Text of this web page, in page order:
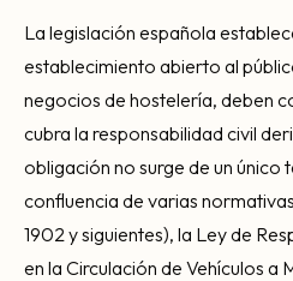
La legislación española
establecimiento abierto al
negocios de hostelería, deben
cubra la responsabilidad civil
obligación no surge de un único
confluencia de varias
1902 y siguientes), la Ley de
en la Circulación de Vehículos a